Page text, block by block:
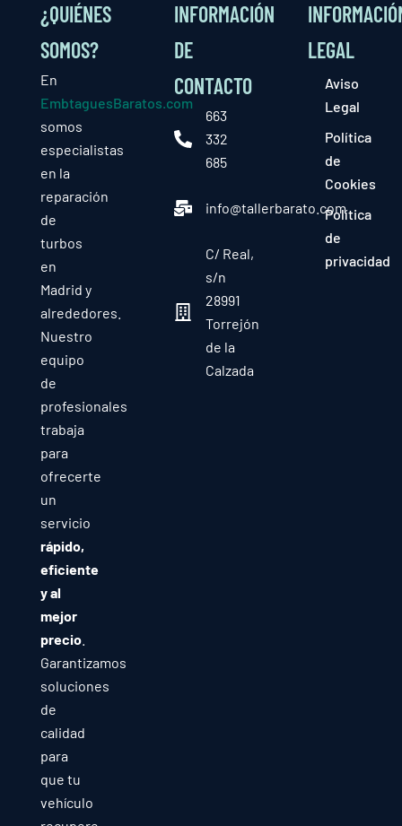
¿QUIÉNES
SOMOS?
En
EmbtaguesBaratos.com
somos
especialistas
en la
reparación
de
turbos
en
Madrid y
alrededores.
Nuestro
equipo
de
profesionales
trabaja
para
ofrecerte
un
servicio
rápido,
eficiente
y al
mejor
precio.
Garantizamos
soluciones
de
calidad
para
que tu
vehículo
INFORMACIÓN
DE
CONTACTO
663
332
685
info@tallerbarato.com
C/ Real,
s/n
28991
Torrejón
de la
Calzada
LEGAL
Aviso
Legal
Política
de
Cookies
Política
de
privacidad